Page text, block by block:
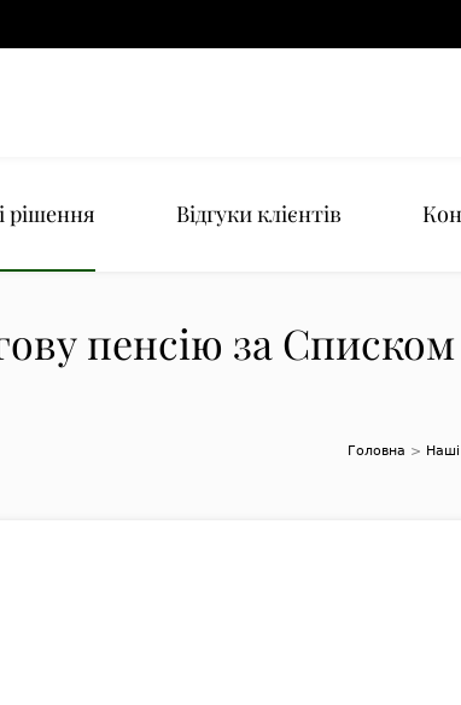
рішення Відгуки клієнтів
пенсію за Списком
Головна >